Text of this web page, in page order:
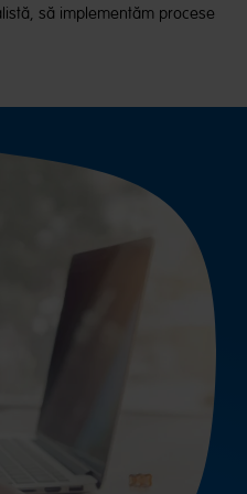
să implementăm procese